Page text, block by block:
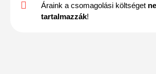
Áraink a csomagolási költséget
tartalmazzák!